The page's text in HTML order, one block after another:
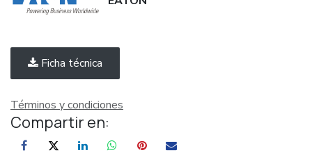
Ficha técnica
Términos y condiciones
Compartir en: